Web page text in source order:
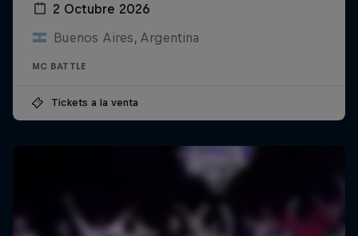
2 Octubre 2026
Buenos Aires, Argentina
MC BATTLE
Tickets a la venta